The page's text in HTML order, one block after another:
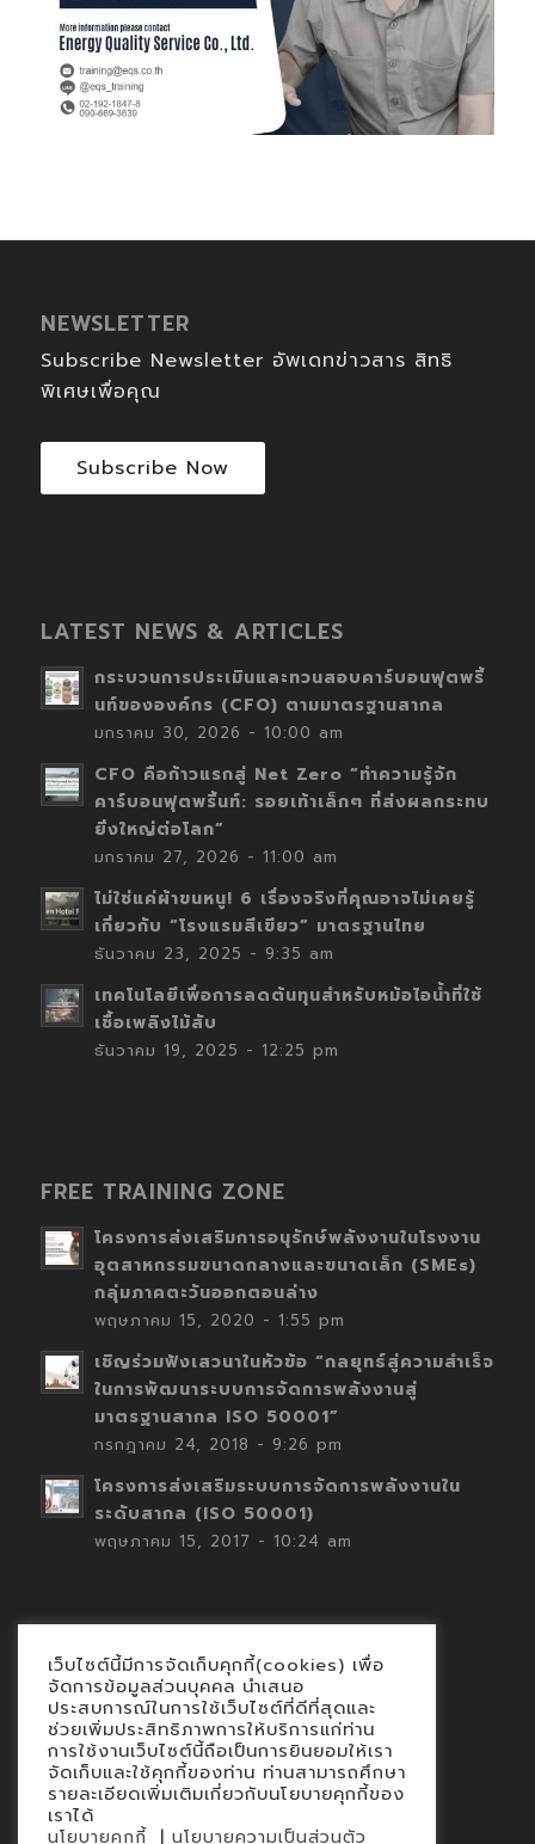
NEWSLETTER
Subscribe Newsletter อัพเดทข่าวสาร สิทธิ
พิเศษเพื่อคุณ
Subscribe Now
LATEST NEWS & ARTICLES
กระบวนการประเมินและทวนสอบคาร์บอนฟุตพริ้
นท์ขององค์กร (CFO) ตามมาตรฐานสากล
มกราคม 30, 2026 - 10:00 am
CFO คือก้าวแรกสู่ Net Zero “ทำความรู้จัก
คาร์บอนฟุตพริ้นท์: รอยเท้าเล็กๆ ที่ส่งผลกระทบ
ยิ่งใหญ่ต่อโลก”
มกราคม 27, 2026 - 11:00 am
ไม่ใช่แค่ผ้าขนหนู! 6 เรื่องจริงที่คุณอาจไม่เคยรู้
เกี่ยวกับ “โรงแรมสีเขียว” มาตรฐานไทย
ธันวาคม 23, 2025 - 9:35 am
เทคโนโลยีเพื่อการลดต้นทุนสำหรับหม้อไอน้ำที่ใช้
เชื้อเพลิงไม้สับ
ธันวาคม 19, 2025 - 12:25 pm
FREE TRAINING ZONE
โครงการส่งเสริมการอนุรักษ์พลังงานในโรงงาน
อุตสาหกรรมขนาดกลางและขนาดเล็ก (SMEs)
กลุ่มภาคตะวันออกตอนล่าง
พฤษภาคม 15, 2020 - 1:55 pm
เชิญร่วมฟังเสวนาในหัวข้อ “กลยุทธ์สู่ความสำเร็จ
ในการพัฒนาระบบการจัดการพลังงานสู่
มาตรฐานสากล ISO 50001”
กรกฎาคม 24, 2018 - 9:26 pm
โครงการส่งเสริมระบบการจัดการพลังงานใน
ระดับสากล (ISO 50001)
พฤษภาคม 15, 2017 - 10:24 am
Contact
นโยบายคุกกี้
นโยบายข้อมูลส่วนบุคคล
เว็บไซต์นี้มีการจัดเก็บคุกกี้(cookies) เพื่อ
จัดการข้อมูลส่วนบุคคล นำเสนอ
ประสบการณ์ในการใช้เว็บไซต์ที่ดีที่สุดและ
ช่วยเพิ่มประสิทธิภาพการให้บริการแก่ท่าน
การใช้งานเว็บไซต์นี้ถือเป็นการยินยอมให้เรา
จัดเก็บและใช้คุกกี้ของท่าน ท่านสามารถศึกษา
รายละเอียดเพิ่มเติมเกี่ยวกับนโยบายคุกกี้ของ
เราได้
นโยบายคุกกี้ | นโยบายความเป็นส่วนตัว